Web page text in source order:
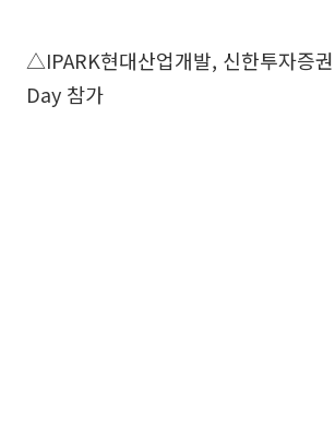
△IPARK현대산업개발, 신한투자증
Day 참가